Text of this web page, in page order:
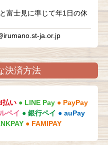
と富士見に準じて年1日の休
ja.or.jp
決済方法
払い ● LINE Pay ● PayPay
ペイ ● 銀行ペイ ● auPay
● FAMIPAY